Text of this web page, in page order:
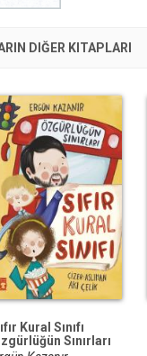
DIĞER KITAPLARI
Kural Sınıfı
Sınırları